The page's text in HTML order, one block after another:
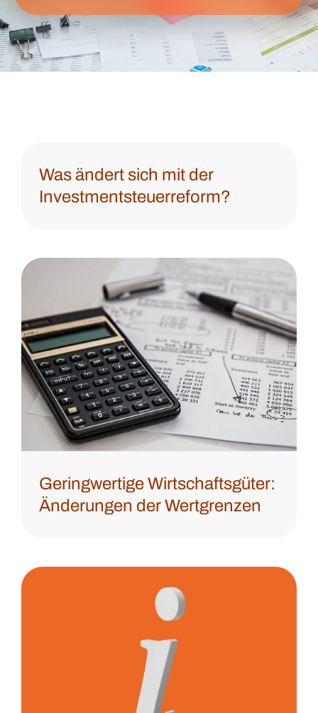
Was ändert sich mit der
Investmentsteuerreform?
Geringwertige Wirtschaftsgüter:
Änderungen der Wertgrenzen